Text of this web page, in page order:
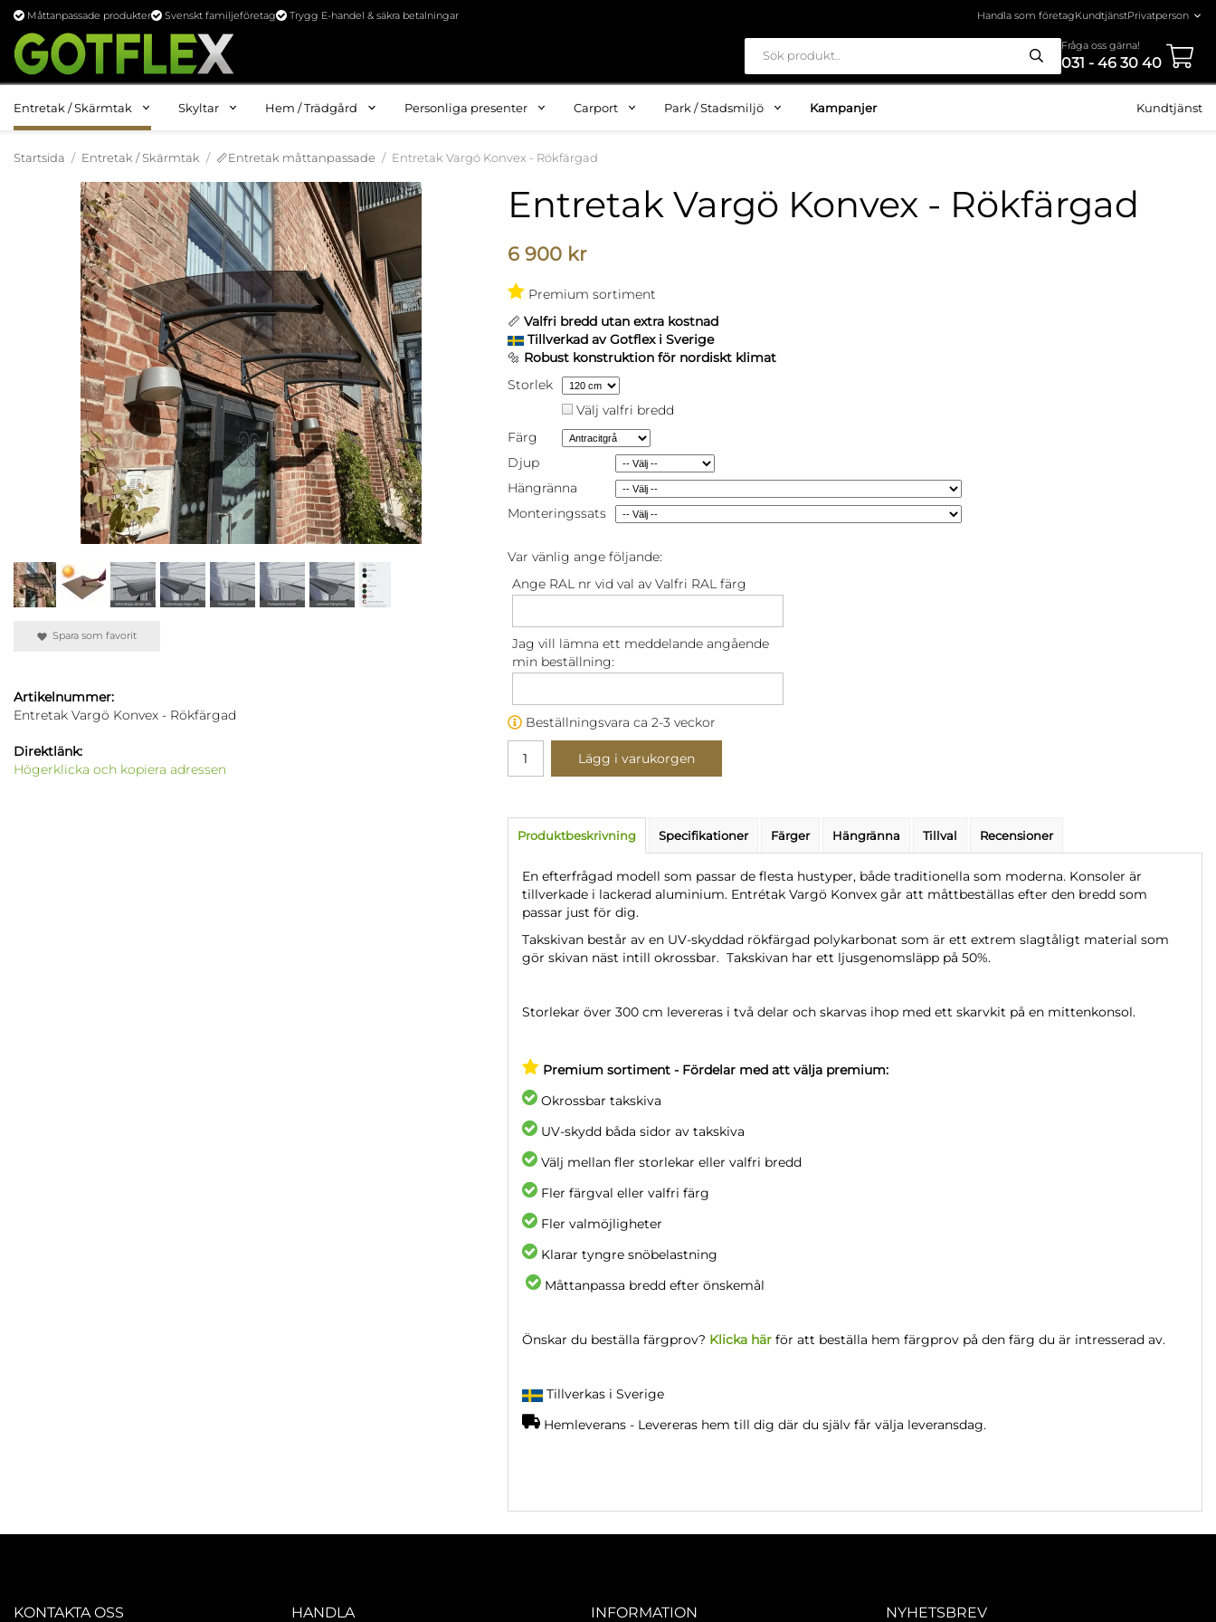
Måttanpassade produkter Svenskt familjeföretag Trygg E-handel & säkra betalningar Handla som företagKundtjänst
Fråga oss gärna!
031 - 46 30 40
Entretak / Skärmtak Skyltar Hem / Trädgård Personliga presenter Carport Park / Stadsmiljö Kampanjer Kundtjänst
Startsida / Entretak / Skärmtak / 📏Entretak måttanpassade / Entretak Vargö Konvex - Rökfärgad
Entretak Vargö Konvex - Rökfärgad
6 900 kr
Premium sortiment
📏 Valfri bredd utan extra kostnad
Tillverkad av Gotflex i Sverige
🔩 Robust konstruktion för nordiskt klimat
Storlek
Välj valfri bredd
Färg
Djup
Hängränna
Monteringssats
Var vänlig ange följande:
Ange RAL nr vid val av Valfri RAL färg
Jag vill lämna ett meddelande angående
min beställning:
Beställningsvara ca 2-3 veckor
Lägg i varukorgen
Produktbeskrivning
En efterfrågad modell som passar de flesta hustyper, både traditionella som moderna. Konsoler är
tillverkade i lackerad aluminium. Entrétak Vargö Konvex går att måttbeställas efter den bredd som
passar just för dig.
Takskivan består av en UV-skyddad rökfärgad polykarbonat som är ett extrem slagtåligt material som
gör skivan näst intill okrossbar. Takskivan har ett ljusgenomsläpp på 50%.
Storlekar över 300 cm levereras i två delar och skarvas ihop med ett skarvkit på en mittenkonsol.
Premium sortiment - Fördelar med att välja premium:
Okrossbar takskiva
UV-skydd båda sidor av takskiva
Välj mellan fler storlekar eller valfri bredd
Fler färgval eller valfri färg
Fler valmöjligheter
Klarar tyngre snöbelastning
Måttanpassa bredd efter önskemål
Önskar du beställa färgprov? Klicka härför att beställa hem färgprov på den färg du är intresserad av.
Tillverkas i Sverige
Hemleverans - Levereras hem till dig där du själv får välja leveransdag.
Specifikationer Färger Hängränna Tillval Recensioner
Spara som favorit
Artikelnummer:
Entretak Vargö Konvex - Rökfärgad
Direktlänk:
Högerklicka och kopiera adressen
KONTAKTA OSS HANDLA INFORMATION NYHETSBREV